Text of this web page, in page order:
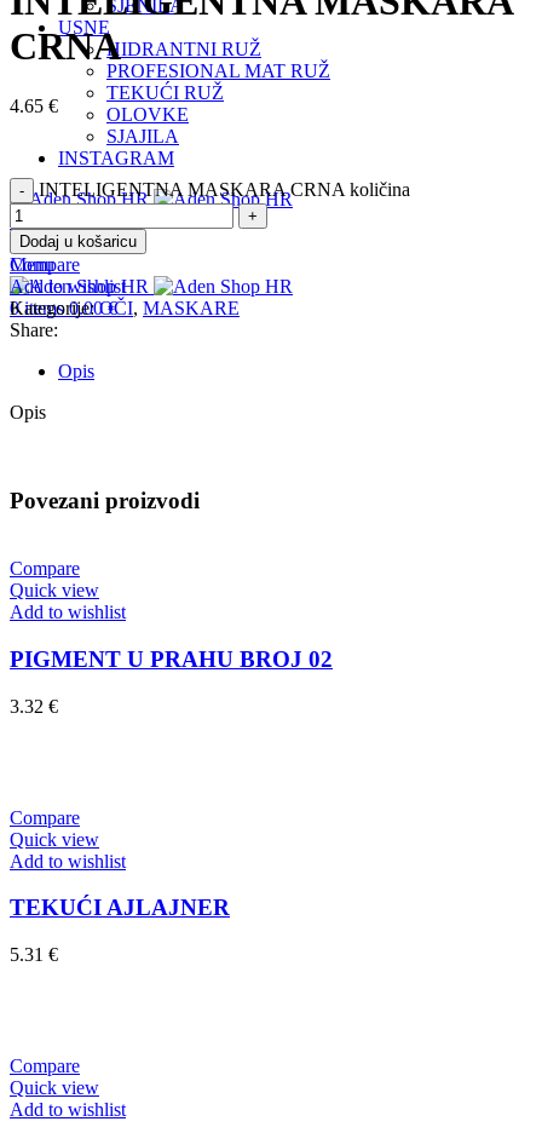
SJENILA
USNE
HIDRANTNI RUŽ
PROFESIONAL MAT RUŽ
TEKUĆI RUŽ
OLOVKE
SJAJILA
INSTAGRAM
Login / Register
0items 0.00€
Menu
0items 0.00€
CRNA
4.65 €
INTELIGENTNA MASKARA CRNA količina
Dodaj u košaricu
Compare
Add to wishlist
Kategorije: OČI, MASKARE
Share:
Opis
Opis
Povezani proizvodi
Compare
Quick view
Add to wishlist
PIGMENT U PRAHU BROJ 02
3.32 €
Compare
Quick view
Add to wishlist
TEKUĆI AJLAJNER
5.31 €
Compare
Quick view
Add to wishlist